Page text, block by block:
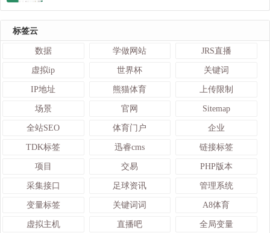
标签云
数据 学做网站 JRS直播
虚拟ip 世界杯 关键词
IP地址 熊猫体育 上传限制
场景 官网 Sitemap
全站SEO 体育门户 企业
TDK标签 迅睿cms 链接标签
项目 交易 PHP版本
采集接口 足球资讯 管理系统
变量标签 关键词词 A8体育
虚拟主机 直播吧 全局变量